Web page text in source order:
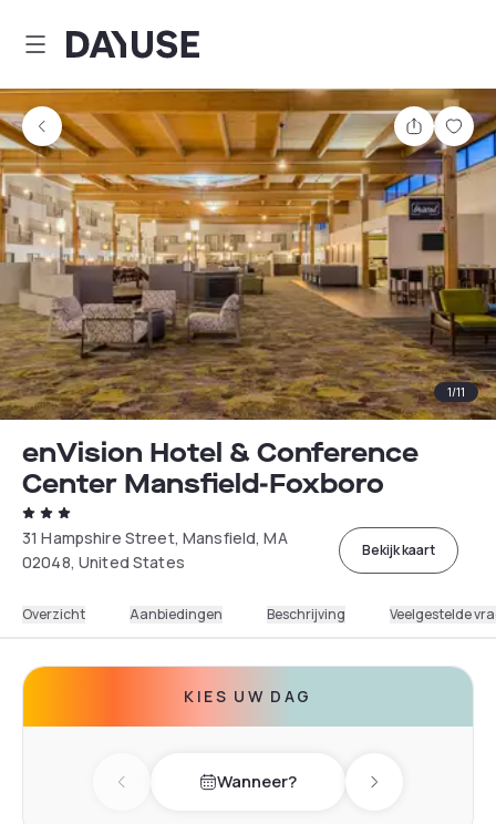
Dayuse
Delen
1/11
enVision Hotel & Conference
Center Mansfield-Foxboro
31 Hampshire Street, Mansfield, MA
02048, United States
Bekijk kaart
Overzicht Aanbiedingen Beschrijving Veelgestelde
KIES UW DAG
Previous dayWanneer? Next day